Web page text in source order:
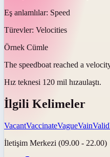
Eş anlamlılar: Speed
Türevler: Velocities
Örnek Cümle
The speedboat reached a
Hız teknesi 120 mil hızaulaştı.
İlgili Kelimeler
VacantVaccinateVagueVainValid
İletişim Merkezi (09.00 - 22.00)